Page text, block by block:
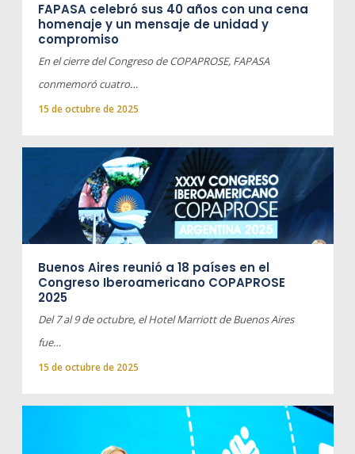
FAPASA celebró sus 40 años con una cena
homenaje y un mensaje de unidad y
compromiso
En el cierre del Congreso de COPAPROSE, FAPASA
conmemoró cuatro…
15 de octubre de 2025
Buenos Aires reunió a 18 países en el
Congreso Iberoamericano COPAPROSE
2025
Del 7 al 9 de octubre, el Hotel Marriott de Buenos Aires
fue…
15 de octubre de 2025